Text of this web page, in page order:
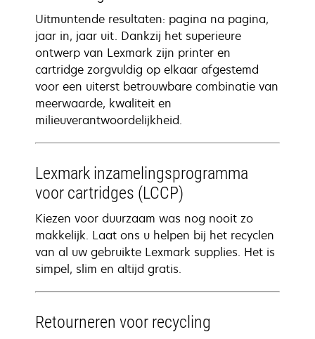
Uitmuntende resultaten: pagina na pagina,
jaar in, jaar uit. Dankzij het superieure
ontwerp van Lexmark zijn printer en
cartridge zorgvuldig op elkaar afgestemd
voor een uiterst betrouwbare combinatie van
meerwaarde, kwaliteit en
milieuverantwoordelijkheid.
Lexmark inzamelingsprogramma
voor cartridges (LCCP)
Kiezen voor duurzaam was nog nooit zo
makkelijk. Laat ons u helpen bij het recyclen
van al uw gebruikte Lexmark supplies. Het is
simpel, slim en altijd gratis.
Retourneren voor recycling